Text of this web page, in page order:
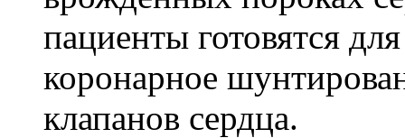
пациенты готовятся
коронарное
клапанов сердца.